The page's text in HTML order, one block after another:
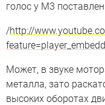
голос у M3
/http://
Может, в звуке
металла, зато
высоких оборотах